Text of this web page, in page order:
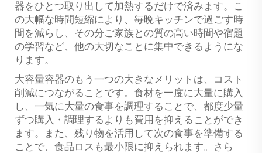
器をひとつ取り出して加熱するだけで済みます。こ
の大幅な時間短縮により、毎晩キッチンで過ごす時
間を減らし、その分ご家族との質の高い時間や宿題
の学習など、他の大切なことに集中できるようにな
ります。
大容量容器のもう一つの大きなメリットは、コスト
削減につながることです。食材を一度に大量に購入
し、一気に大量の食事を調理することで、都度少量
ずつ購入・調理するよりも費用を抑えることができ
ます。また、残り物を活用して次の食事を準備する
ことで、食品ロスも最小限に抑えられます。さら